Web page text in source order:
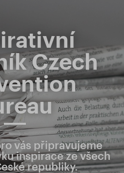
Czech
vás připravujeme
inspirace ze všech
republiky.